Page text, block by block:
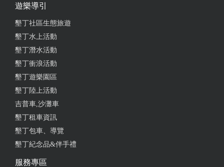
遊樂導引
墾丁社區生態旅遊
墾丁水上活動
墾丁潛水活動
墾丁衝浪活動
墾丁遊樂園區
墾丁陸上活動
吉普車,沙灘車
墾丁租車資訊
墾丁包車、導覽
墾丁紀念品&伴手禮
服務專區